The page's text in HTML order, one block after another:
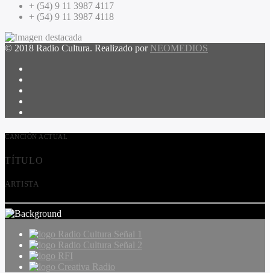
+ (54) 9 11 3987 4117
+ (54) 9 11 3987 4118
© 2018 Radio Cultura. Realizado por NEOMEDIOS
CANCIÓN ACTUAL
TÍTULO
ARTISTA
Radio Cultura Señal 1
Radio Cultura Señal 2
RFI
Creativa Radio